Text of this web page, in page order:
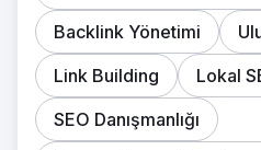
Backlink Yönetimi
Link Building
Lokal
SEO Danışmanlığı